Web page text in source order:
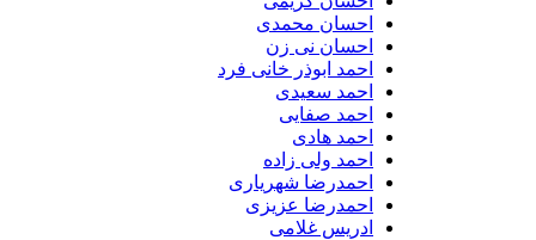
احسان محمدی
احسان نی زن
احمد ابوذر خانی فرد
احمد سعیدی
احمد صفایی
احمد هادی
احمد ولی زاده
احمدرضا شهریاری
احمدرضا عزیزی
ادریس غلامی